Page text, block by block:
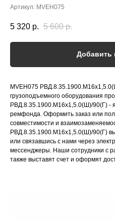
Артикул: MVEH075
5 320 р. 5 600 р.
Добавить
MVEH075
грузоподъемного оборудования
РВД.8.35.1900.М16х1,5.0(Ш)/90(Г) -
ремфонда. Оформить заказ или
совместимости и
РВД.8.35.1900.М16х1,5.0(Ш)/90(Г)
или связавшись с нами через
мессенджеры. Наши сотрудники с
также выставят счет и оформят